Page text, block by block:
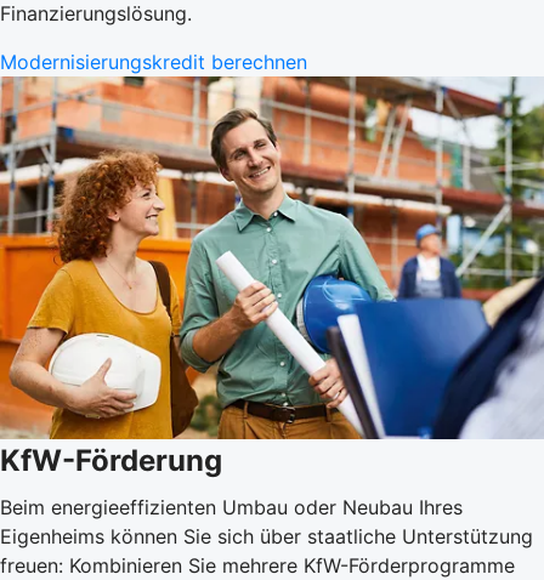
Finanzierungslösung.
Modernisierungskredit berechnen
KfW-Förderung
Beim energieeffizienten Umbau oder Neubau Ihres
Eigenheims können Sie sich über staatliche Unterstützung
freuen: Kombinieren Sie mehrere KfW-Förderprogramme